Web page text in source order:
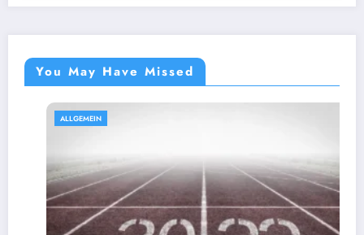
You May Have Missed
ALLGEMEIN